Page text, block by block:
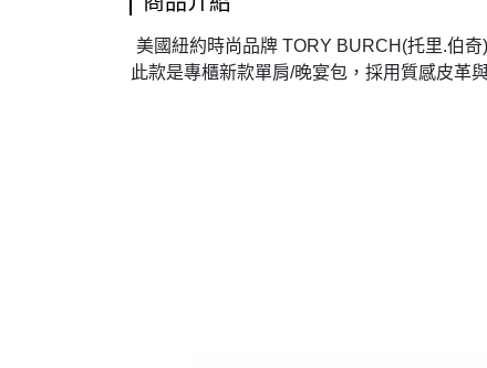
美國紐約時尚品牌 TORY BURCH(托里.伯
此款是專櫃新款單肩/晚宴包，採用質感皮革